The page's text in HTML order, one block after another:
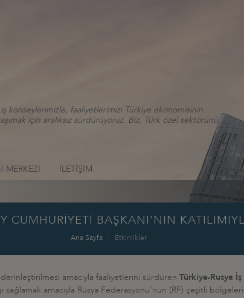
konseylerimizle, faaliyetlerimizi Türkiye ekonomisinin
için aralıksız sürdürüyoruz. Biz, Türk özel sektörünü
MERKEZİ İLETİŞİM
CUMHURİYETİ BAŞKANI’NIN
Ana Sayfa Etkinlikler
amacıyla faaliyetlerini sürdüren Türkiye-Rusya
amacıyla Rusya Federasyonu'nun (RF) çeşitli